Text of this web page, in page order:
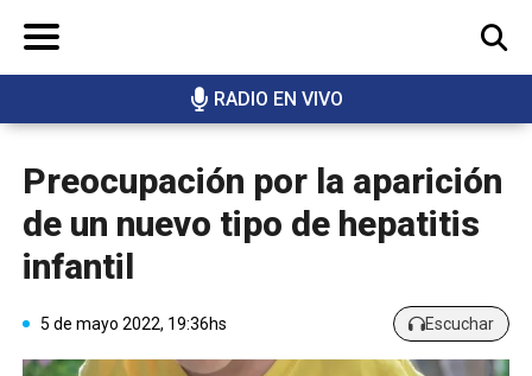
RADIO EN VIVO
BUSCAR
Preocupación por la aparición
de un nuevo tipo de hepatitis
infantil
5 de mayo 2022, 19:36hs Escuchar